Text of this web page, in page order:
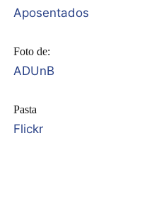
Aposentados
Foto de:
ADUnB
Pasta
Flickr